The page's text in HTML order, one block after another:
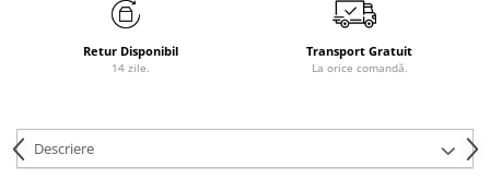
Retur Disponibil
14 zile.
Transport Gratuit
La orice comandă.
Descriere